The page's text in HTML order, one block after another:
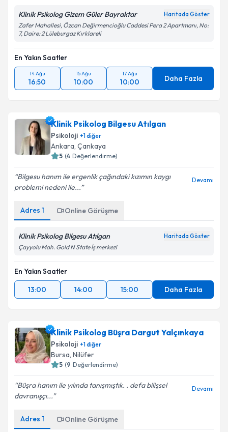
Klinik Psikolog Gizem Güler Bayraktar Haritada Göster
Zafer Mahallesi, Özcan Değirmencioğlu Caddesi Pera 2 Apartmanı, No:
7, Daire: 2 Lüleburgaz Kırklareli
En Yakın Saatler
14 Ağu
16:50
15 Ağu
10:00
17 Ağu
10:00 Daha Fazla
Klinik Psikolog Bilgesu Atılgan
Psikoloji +1diğer
Ankara, Çankaya
5 (4 Değerlendirme)
Bilgesu hanım ile ergenlik çağındaki kızımın kaygı
problemi nedeni ile...
Devamı
Adres 1 Online Görüşme
Klinik Psikolog Bilgesu Atılgan Haritada Göster
Çayyolu Mah. Gold N State İş merkezi
En Yakın Saatler
13:00
14:00 15:00 Daha Fazla
Klinik Psikolog Büşra Dargut Yalçınkaya
Psikoloji +1diğer
Bursa, Nilüfer
5 (9 Değerlendirme)
Büşra hanım ile yılında tanışmıştık. . defa bilişsel
davranışçı...
Devamı
Adres 1 Online Görüşme